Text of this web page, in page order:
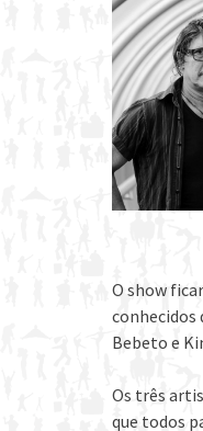
O show
conhecidos
Bebeto e
Os três
que todos